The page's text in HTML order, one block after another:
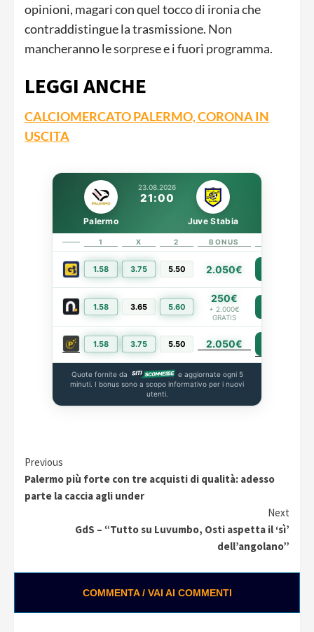
opinioni, magari con quel tocco di ironia che
contraddistingue la trasmissione. Non
mancheranno le sorprese e i fuori programma.
LEGGI ANCHE
CALCIOMERCATO PALERMO, CORONA IN
USCITA
23.08.2026
21:00
Palermo Juve Stabia
1 X 2 BONUS
1.58 3.75 5.50 2.050€
1.58 3.65 5.60
250€
+ 2.000€
GRATIS
1.58 3.75 5.50 2.050€
Quote fornite da
e aggiornate ogni 5
minuti. I bonus sono a scopo informativo per i nuovi
utenti.
Continue
Reading
Previous
Palermo più forte con tre acquisti di qualità: adesso
parte la caccia agli under
Next
GdS – “Tutto su Luvumbo, Osti aspetta il ‘sì’
dell’angolano”
COMMENTA / VAI AI COMMENTI